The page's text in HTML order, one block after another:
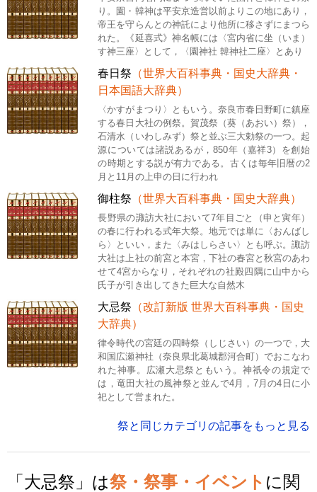
り。園・韓神は平安京造営以前よりこの地にあり，
帝王を守らんとの神託により他所に移さずにまつら
れた。《延喜式》神名帳には〈宮内省に坐（いま）
す神三座〉として，〈園神社 韓神社二座〉とあり
春日祭 （世界大百科事典・国史大辞典・
日本国語大辞典）
〈かすがまつり〉ともいう。奈良市春日野町に鎮座
する春日大社の例祭。賀茂祭（葵（あおい）祭），
石清水（いわしみず）祭と並ぶ三大勅祭の一つ。起
源については諸説あるが，850年（嘉祥3）を創始
の時期とする説が有力である。古くは毎年旧暦の2
月と11月の上申の日に行われ
御柱祭 （世界大百科事典・国史大辞典）
長野県の諏訪大社において7年目ごと（申と寅年）
の春に行われる式年大祭。地元では単に〈おんばし
ら〉といい，また〈みはしらさい〉とも呼ぶ。諏訪
大社は上社の前宮と本宮，下社の春宮と秋宮のあわ
せて4宮からなり，それぞれの社殿四隅に山中から
氏子が引き出してきた巨大な自然木
大忌祭 （改訂新版 世界大百科事典・国史
大辞典）
律令時代の宮廷の四時祭（しじさい）の一つで，大
和国広瀬神社（奈良県北葛城郡河合町）でおこなわ
れた神事。広瀬大忌祭ともいう。神祇令の規定で
は，竜田大社の風神祭と並んで4月，7月の4日に小
祀として営まれた。
祭と同じカテゴリの記事をもっと見る
「大忌祭」は祭・祭事・イベント に関